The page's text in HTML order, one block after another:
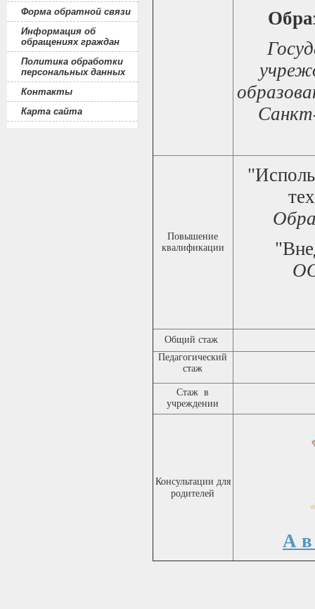
Форма обратной связи
Информация об
обращениях граждан
Политика обработки
персональных данных
Контакты
Карта сайта
Повышение
квалификации
Общий стаж
Педагогический
стаж
Стаж в
учреждении
Консультации для
родителей
А в